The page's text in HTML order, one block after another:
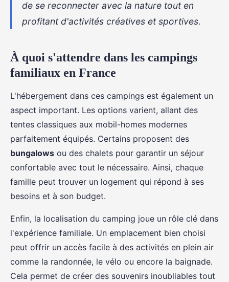
de se reconnecter avec la nature tout en
profitant d'activités créatives et sportives.
À quoi s'attendre dans les campings
familiaux en France
L'hébergement dans ces campings est également un
aspect important. Les options varient, allant des
tentes classiques aux mobil-homes modernes
parfaitement équipés. Certains proposent des
bungalows ou des chalets pour garantir un séjour
confortable avec tout le nécessaire. Ainsi, chaque
famille peut trouver un logement qui répond à ses
besoins et à son budget.
Enfin, la localisation du camping joue un rôle clé dans
l'expérience familiale. Un emplacement bien choisi
peut offrir un accès facile à des activités en plein air
comme la randonnée, le vélo ou encore la baignade.
Cela permet de créer des souvenirs inoubliables tout